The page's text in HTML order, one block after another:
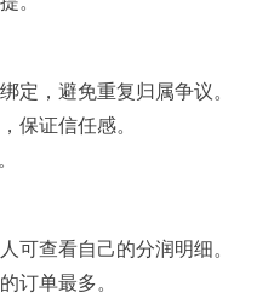
定，避免重复归属争议。
保证信任感。
可查看自己的分润明细。
订单最多。